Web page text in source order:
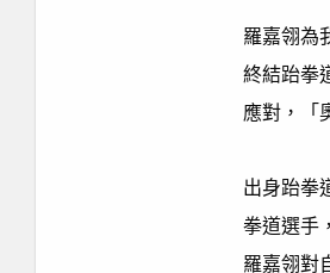
羅嘉翎為
終結跆拳
應對，「
出身跆拳
拳道選手
羅嘉翎對